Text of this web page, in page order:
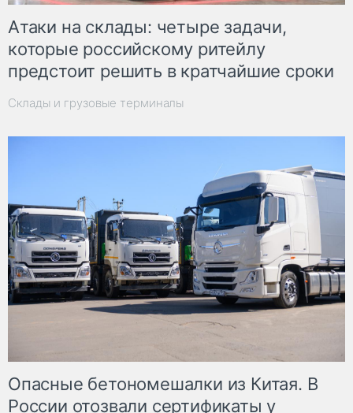
Атаки на склады: четыре задачи,
которые российскому ритейлу
предстоит решить в кратчайшие сроки
Склады и грузовые терминалы
Опасные бетономешалки из Китая. В
России отозвали сертификаты у